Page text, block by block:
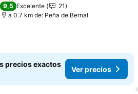
3 Estrellas
9,5 Excelente
21
a 0.7 km de: Peña de Bernal
precios exactos
Ver precios